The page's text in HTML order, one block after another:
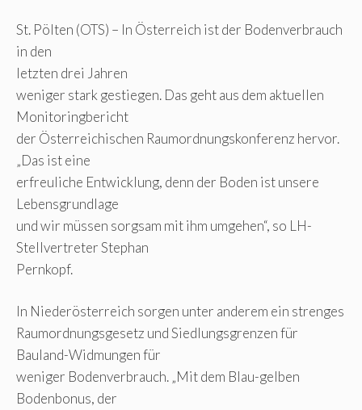
St. Pölten (OTS) – In Österreich ist der Bodenverbrauch
in den
letzten drei Jahren
weniger stark gestiegen. Das geht aus dem aktuellen
Monitoringbericht
der Österreichischen Raumordnungskonferenz hervor.
„Das ist eine
erfreuliche Entwicklung, denn der Boden ist unsere
Lebensgrundlage
und wir müssen sorgsam mit ihm umgehen“, so LH-
Stellvertreter Stephan
Pernkopf.
In Niederösterreich sorgen unter anderem ein strenges
Raumordnungsgesetz und Siedlungsgrenzen für
Bauland-Widmungen für
weniger Bodenverbrauch. „Mit dem Blau-gelben
Bodenbonus, der